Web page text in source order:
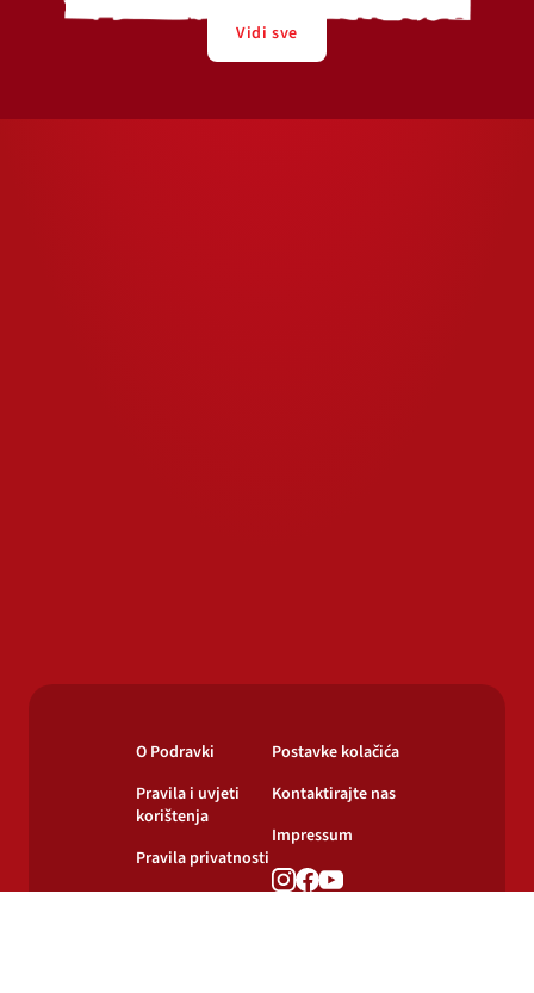
Vidi sve
O Podravki
Pravila i uvjeti
korištenja
Pravila privatnosti
Postavke kolačića
Kontaktirajte nas
Impressum